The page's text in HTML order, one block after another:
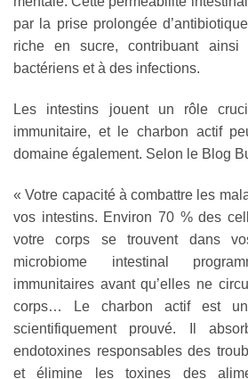
par la prise prolongée
riche en sucre, contribuant ainsi
bactériens et à des infections.
Les intestins jouent un rôle
immunitaire, et le charbon actif
domaine également. Selon le Blog
« Votre capacité à combattre les
vos intestins. Environ 70 % des
votre corps se trouvent dans
microbiome intestinal
immunitaires avant qu’elles ne
corps… Le charbon actif est
scientifiquement prouvé. Il
endotoxines responsables des
et élimine les toxines des